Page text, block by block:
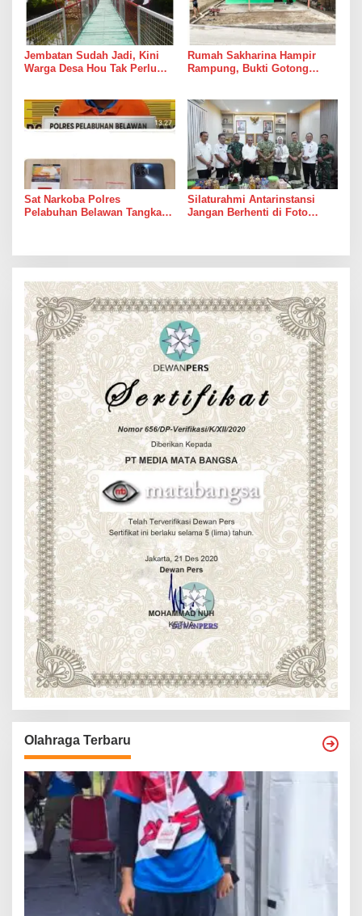
Jembatan Sudah Jadi, Kini
Warga Desa Hou Tak Perlu
Rumah Sakharina Hampir
Rampung, Bukti Gotong
Sat Narkoba Polres
Pelabuhan Belawan Tangkap
Silaturahmi Antarinstansi
Jangan Berhenti di Foto
Olahraga Terbaru